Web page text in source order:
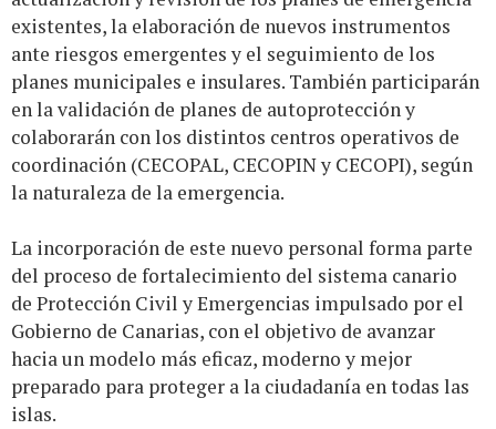
existentes, la elaboración de nuevos instrumentos
ante riesgos emergentes y el seguimiento de los
planes municipales e insulares. También participarán
en la validación de planes de autoprotección y
colaborarán con los distintos centros operativos de
coordinación (CECOPAL, CECOPIN y CECOPI), según
la naturaleza de la emergencia.
La incorporación de este nuevo personal forma parte
del proceso de fortalecimiento del sistema canario
de Protección Civil y Emergencias impulsado por el
Gobierno de Canarias, con el objetivo de avanzar
hacia un modelo más eficaz, moderno y mejor
preparado para proteger a la ciudadanía en todas las
islas.